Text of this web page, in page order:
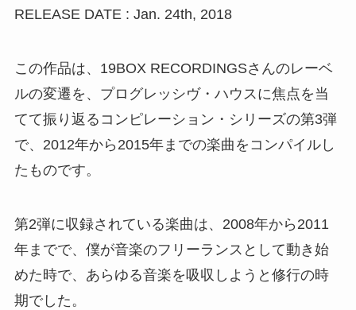
RELEASE DATE : Jan. 24th, 2018
この作品は、19BOX RECORDINGSさんのレーベ
ルの変遷を、プログレッシヴ・ハウスに焦点を当
てて振り返るコンピレーション・シリーズの第3弾
で、2012年から2015年までの楽曲をコンパイルし
たものです。
第2弾に収録されている楽曲は、2008年から2011
年までで、僕が音楽のフリーランスとして動き始
めた時で、あらゆる音楽を吸収しようと修行の時
期でした。